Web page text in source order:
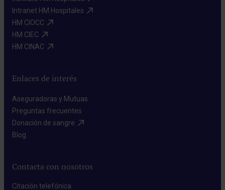
Intranet HM Hospitales​
HM CIOCC​
HM CIEC​
HM CINAC​
Enlaces de interés
Aseguradoras y Mutuas​
Preguntas frecuentes​
Donación de sangre​
Blog​
Contacta con nosotros
Citación telefónica